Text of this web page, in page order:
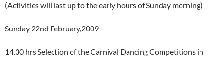
(Activities will last up to the early hours of Sunday morning)
Sunday 22nd February,2009
14.30 hrs Selection of the Carnival Dancing Competitions in